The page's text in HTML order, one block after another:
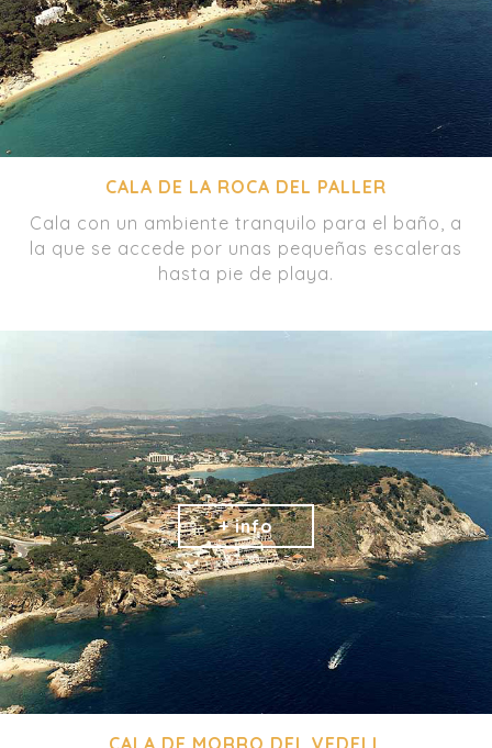
CALA DE LA ROCA DEL PALLER
Cala con un ambiente tranquilo para el baño, a
la que se accede por unas pequeñas escaleras
hasta pie de playa.